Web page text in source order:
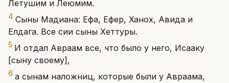
Летушим и Леюмим.
4 Сыны Мадиана: Ефа, Ефер, Ханох, Авида и
Елдага. Все сии сыны Хеттуры.
5 И отдал Авраам все, что было у него, Исааку
[сыну своему],
6 а сынам наложниц, которые были у Авраама,